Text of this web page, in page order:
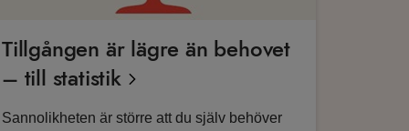
Tillgången är lägre än behovet
– till statistik
Sannolikheten är större att du själv behöver